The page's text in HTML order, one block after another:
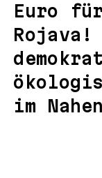
Euro
im